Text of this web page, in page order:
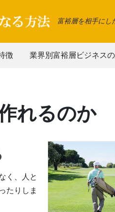
富裕層を相手にし
徴 業界別富裕層ビジネス
れるのか
く、人と
たりしま